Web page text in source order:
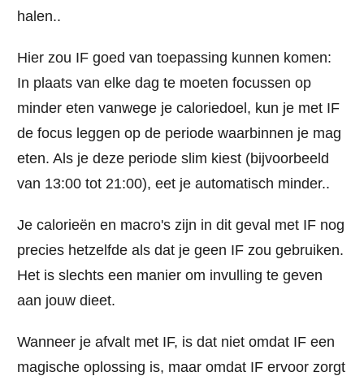
halen..
Hier zou IF goed van toepassing kunnen komen:
In plaats van elke dag te moeten focussen op
minder eten vanwege je caloriedoel, kun je met IF
de focus leggen op de periode waarbinnen je mag
eten. Als je deze periode slim kiest (bijvoorbeeld
van 13:00 tot 21:00), eet je automatisch minder..
Je calorieën en macro's zijn in dit geval met IF nog
precies hetzelfde als dat je geen IF zou gebruiken.
Het is slechts een manier om invulling te geven
aan jouw dieet.
Wanneer je afvalt met IF, is dat niet omdat IF een
magische oplossing is, maar omdat IF ervoor zorgt